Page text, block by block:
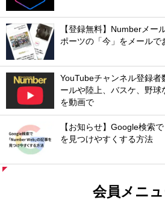
【登録無料】Numberメー
ポーツの「今」をメールで
YouTubeチャンネル登録
ールや陸上、バスケ、野
を動画で
【お知らせ】Google検索
を見つけやすくする方法
会員メニ